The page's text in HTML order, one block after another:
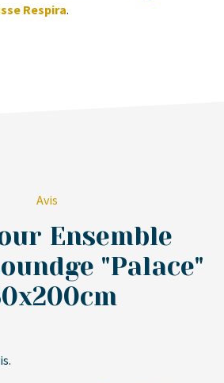
Respira.
Avis
Ensemble
"Palace"